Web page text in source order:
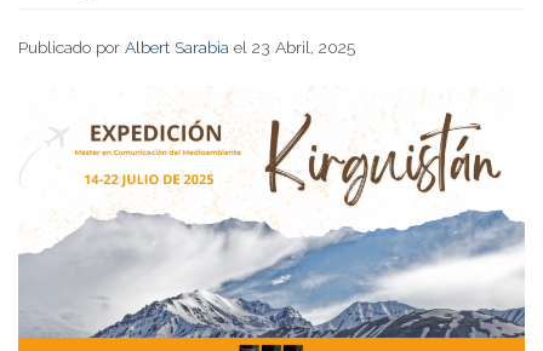
Publicado por Albert Sarabia el 23 Abril, 2025